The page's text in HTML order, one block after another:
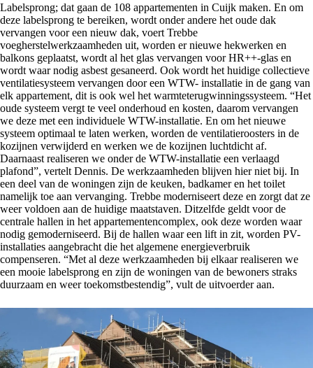
Labelsprong; dat gaan de 108 appartementen in Cuijk maken. En om
deze labelsprong te bereiken, wordt onder andere het oude dak
vervangen voor een nieuw dak, voert Trebbe
voegherstelwerkzaamheden uit, worden er nieuwe hekwerken en
balkons geplaatst, wordt al het glas vervangen voor HR++-glas en
wordt waar nodig asbest gesaneerd. Ook wordt het huidige collectieve
ventilatiesysteem vervangen door een WTW- installatie in de gang van
elk appartement, dit is ook wel het warmteterugwinningssysteem. “Het
oude systeem vergt te veel onderhoud en kosten, daarom vervangen
we deze met een individuele WTW-installatie. En om het nieuwe
systeem optimaal te laten werken, worden de ventilatieroosters in de
kozijnen verwijderd en werken we de kozijnen luchtdicht af.
Daarnaast realiseren we onder de WTW-installatie een verlaagd
plafond”, vertelt Dennis. De werkzaamheden blijven hier niet bij. In
een deel van de woningen zijn de keuken, badkamer en het toilet
namelijk toe aan vervanging. Trebbe moderniseert deze en zorgt dat ze
weer voldoen aan de huidige maatstaven. Ditzelfde geldt voor de
centrale hallen in het appartementencomplex, ook deze worden waar
nodig gemoderniseerd. Bij de hallen waar een lift in zit, worden PV-
installaties aangebracht die het algemene energieverbruik
compenseren. “Met al deze werkzaamheden bij elkaar realiseren we
een mooie labelsprong en zijn de woningen van de bewoners straks
duurzaam en weer toekomstbestendig”, vult de uitvoerder aan.